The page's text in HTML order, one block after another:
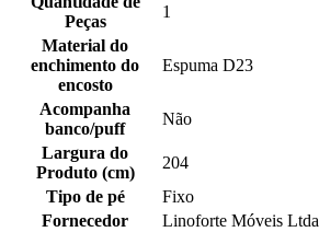
Peças
1
Material do
enchimento do
encosto
Espuma D23
Acompanha
banco/puff
Não
Largura do
Produto (cm)
204
Tipo de pé
Fixo
Fornecedor
Linoforte Móveis Ltda